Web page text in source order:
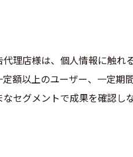
理店様は、個人情報に触れ
額以上のユーザー、一定期
セグメントで成果を確認し